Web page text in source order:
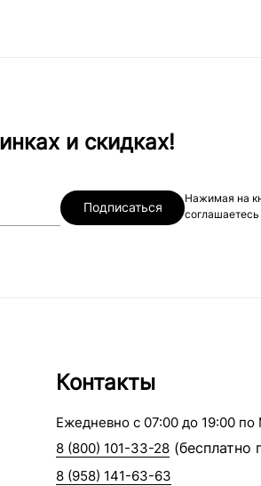
и скидках!
Подписаться
Нажимая на
соглашаетесь
Контакты
Ежедневно с 07:00 до 19:00
8 (800) 101-33-28 (бесплатно
8 (958) 141-63-63